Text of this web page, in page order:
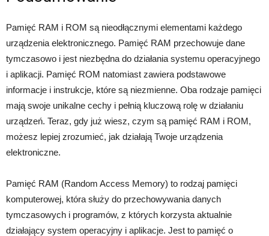
Pamięć RAM i ROM są nieodłącznymi elementami każdego
urządzenia elektronicznego. Pamięć RAM przechowuje dane
tymczasowo i jest niezbędna do działania systemu operacyjnego
i aplikacji. Pamięć ROM natomiast zawiera podstawowe
informacje i instrukcje, które są niezmienne. Oba rodzaje pamięci
mają swoje unikalne cechy i pełnią kluczową rolę w działaniu
urządzeń. Teraz, gdy już wiesz, czym są pamięć RAM i ROM,
możesz lepiej zrozumieć, jak działają Twoje urządzenia
elektroniczne.
Pamięć RAM (Random Access Memory) to rodzaj pamięci
komputerowej, która służy do przechowywania danych
tymczasowych i programów, z których korzysta aktualnie
działający system operacyjny i aplikacje. Jest to pamięć o